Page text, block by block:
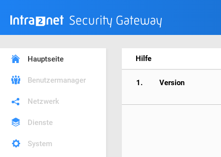
Hauptseite
Benutzermanager
Netzwerk
Dienste
System
Hilfe
1. Version